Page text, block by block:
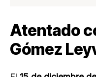
Atentado
Gómez